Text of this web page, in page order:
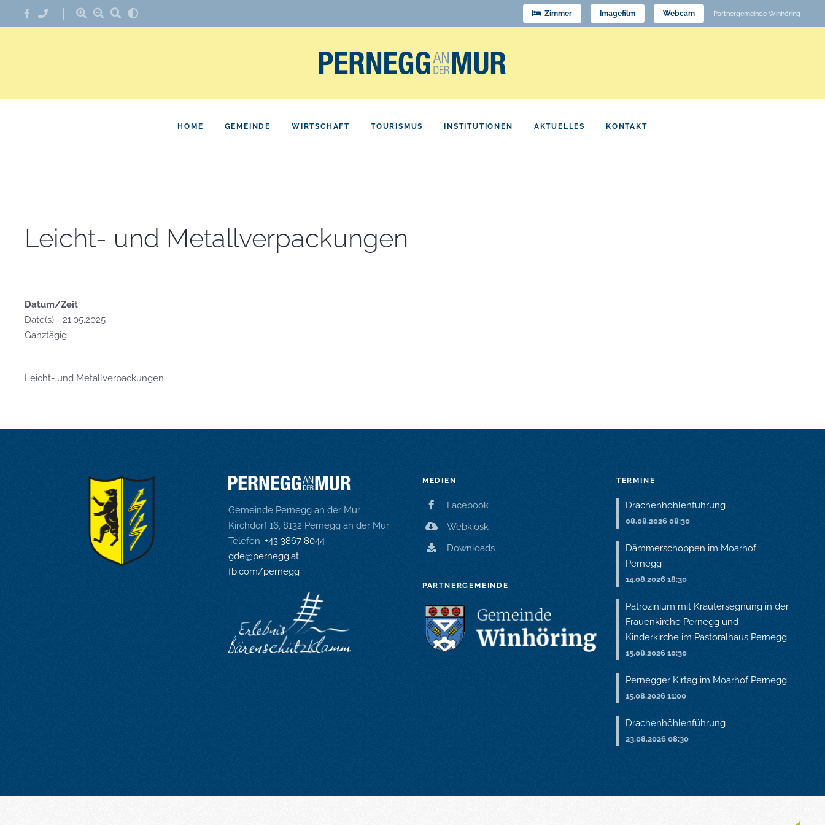
Partnergemeinde Winhöring
Webcam
Imagefilm
Zimmer
HOME GEMEINDE WIRTSCHAFT TOURISMUS INSTITUTIONEN AKTUELLES KONTAKT
Leicht- und Metallverpackungen
Datum/Zeit
Date(s) - 21.05.2025
Ganztägig
Leicht- und Metallverpackungen
Gemeinde Pernegg an der Mur
Kirchdorf 16, 8132 Pernegg an der Mur
Telefon: +43 3867 8044
gde@pernegg.at
fb.com/pernegg
MEDIEN
Facebook
Webkiosk
Downloads
PARTNERGEMEINDE
TERMINE
Drachenhöhlenführung
08.08.2026 08:30
Dämmerschoppen im Moarhof
Pernegg
14.08.2026 18:30
Patrozinium mit Kräutersegnung in der
Frauenkirche Pernegg und
Kinderkirche im Pastoralhaus Pernegg
15.08.2026 10:30
Pernegger Kirtag im Moarhof Pernegg
15.08.2026 11:00
Drachenhöhlenführung
23.08.2026 08:30